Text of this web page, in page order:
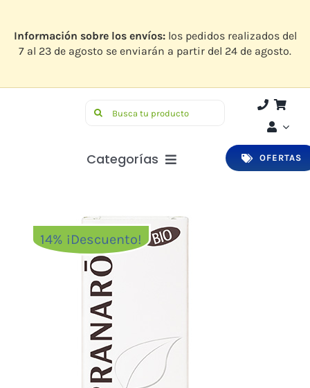
contenido
Información sobre los envíos:los pedidos realizados del
7 al 23 de agosto se enviarán a partir del 24 de agosto.
Buscar:
Categorías
Higiene y Belleza
Infantil
Vitaminas y Suplementos
Alimentación
OFERTAS
14% ¡Descuento!